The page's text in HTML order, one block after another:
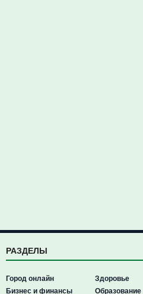
РАЗДЕЛЫ
Город онлайн
Бизнес и финансы
Здоровье
Образование